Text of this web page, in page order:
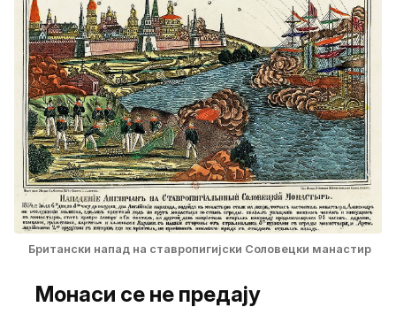
Британски напад на ставропигијски Соловецки манастир
Монаси се не предају